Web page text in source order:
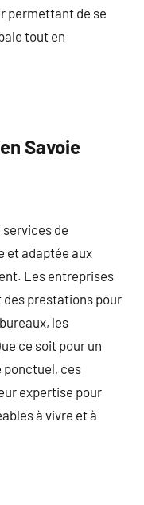
permettant de se
tout en
Savoie
services de
et adaptée aux
Les entreprises
des prestations pour
les
ce soit pour un
ponctuel, ces
expertise pour
à vivre et à